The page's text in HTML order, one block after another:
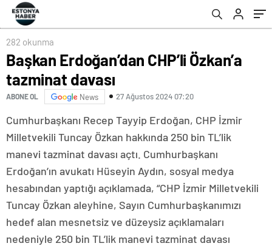
282 okunma
Başkan Erdoğan’dan CHP’li Özkan’a
tazminat davası
ABONE OL News 27 Ağustos 2024 07:20
Cumhurbaşkanı Recep Tayyip Erdoğan, CHP İzmir
Milletvekili Tuncay Özkan hakkında 250 bin TL’lik
manevi tazminat davası açtı. Cumhurbaşkanı
Erdoğan’ın avukatı Hüseyin Aydın, sosyal medya
hesabından yaptığı açıklamada, “CHP İzmir Milletvekili
Tuncay Özkan aleyhine, Sayın Cumhurbaşkanımızı
hedef alan mesnetsiz ve düzeysiz açıklamaları
nedeniyle 250 bin TL’lik manevi tazminat davası